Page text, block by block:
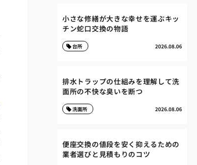
小さな修繕が大きな幸せを運ぶキッ
チン蛇口交換の物語
2026.08.06
台所
排水トラップの仕組みを理解して洗
面所の不快な臭いを断つ
2026.08.06
洗面所
便座交換の値段を安く抑えるための
業者選びと見積もりのコツ